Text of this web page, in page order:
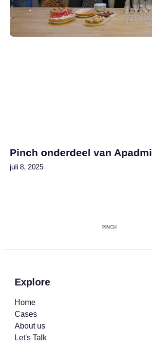
Pinch onderdeel van Apadmi
juli 8, 2025
Explore
Home
Cases
About us
Let's Talk